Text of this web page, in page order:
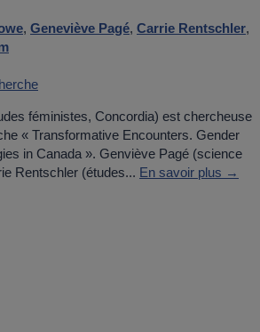
, Geneviève Pagé, Carrie Rentschler,
féministes, Concordia) est chercheuse
« Transformative Encounters. Gender
in Canada ». Genviève Pagé (science
Rentschler (études... En savoir plus →